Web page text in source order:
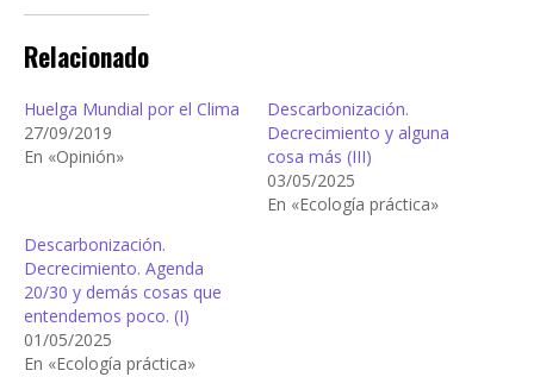
Relacionado
Huelga Mundial por el Clima
27/09/2019
En «Opinión»
Descarbonización.
Decrecimiento y alguna
cosa más (III)
03/05/2025
En «Ecología práctica»
Descarbonización.
Decrecimiento. Agenda
20/30 y demás cosas que
entendemos poco. (I)
01/05/2025
En «Ecología práctica»